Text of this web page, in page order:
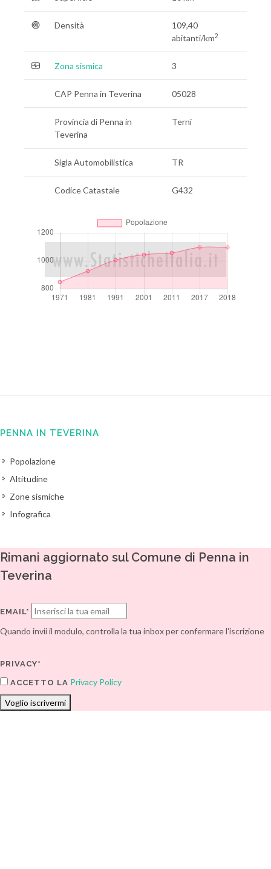
Densità
109,40
abitanti/km2
Zona sismica 3
CAP Penna in Teverina 05028
Provincia di Penna in
Teverina
Terni
Sigla Automobilistica TR
Codice Catastale G432
PENNA IN TEVERINA
Popolazione
Altitudine
Zone sismiche
Infografica
Rimani aggiornato sul Comune di Penna in
Teverina
EMAIL*
Quando invii il modulo, controlla la tua inbox per confermare l'iscrizione
PRIVACY*
ACCETTO LA Privacy Policy
Voglio iscrivermi